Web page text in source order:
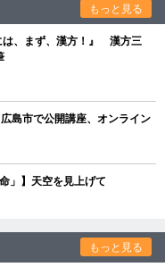
もっと見る
は、まず、漢方！』 漢方三
島市で公開講座、オンライン
」】天空を見上げて
もっと見る